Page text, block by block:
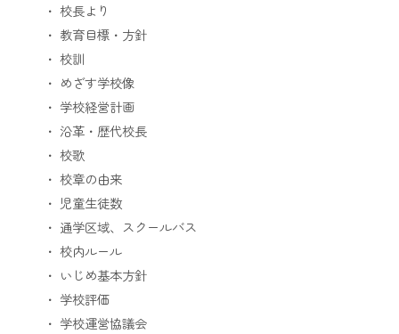
校長より
教育目標・方針
校訓
めざす学校像
学校経営計画
沿革・歴代校長
校歌
校章の由来
児童生徒数
通学区域、スクールバス
校内ルール
いじめ基本方針
学校評価
学校運営協議会